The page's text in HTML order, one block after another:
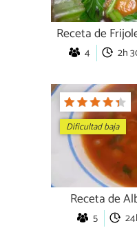
Receta de
4 2h
Dificultad baja
Receta de
5